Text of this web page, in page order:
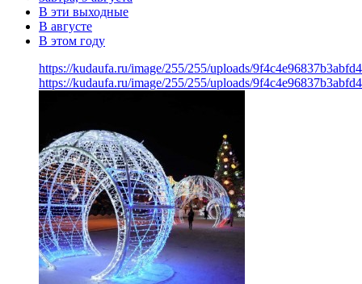
В эти выходные
В августе
В этом году
https://kudaufa.ru/image/255/255/uploads/
https://kudaufa.ru/image/255/255/uploads/